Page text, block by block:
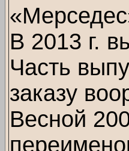
В 2013 г.
Часть
заказу
Весной